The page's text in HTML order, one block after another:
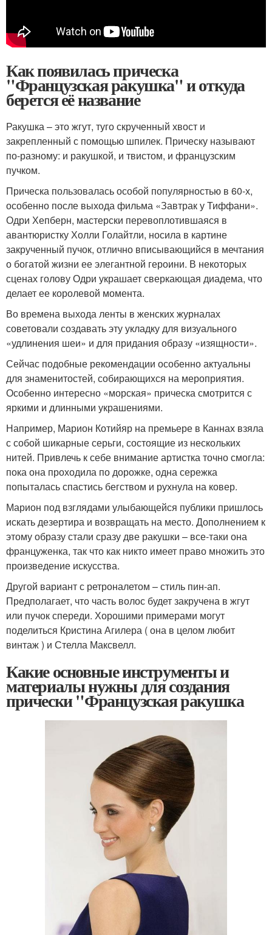
Как появилась прическа
"Французская ракушка" и откуда
берется её название
Ракушка – это жгут, туго скрученный хвост и
закрепленный с помощью шпилек. Прическу называют
по-разному: и ракушкой, и твистом, и французским
пучком.
Прическа пользовалась особой популярностью в 60-х,
особенно после выхода фильма «Завтрак у Тиффани».
Одри Хепберн, мастерски перевоплотившаяся в
авантюристку Холли Голайтли, носила в картине
закрученный пучок, отлично вписывающийся в мечтания
о богатой жизни ее элегантной героини. В некоторых
сценах голову Одри украшает сверкающая диадема, что
делает ее королевой момента.
Во времена выхода ленты в женских журналах
советовали создавать эту укладку для визуального
«удлинения шеи» и для придания образу «изящности».
Сейчас подобные рекомендации особенно актуальны
для знаменитостей, собирающихся на мероприятия.
Особенно интересно «морская» прическа смотрится с
яркими и длинными украшениями.
Например, Марион Котийяр на премьере в Каннах взяла
с собой шикарные серьги, состоящие из нескольких
нитей. Привлечь к себе внимание артистка точно смогла:
пока она проходила по дорожке, одна сережка
попыталась спастись бегством и рухнула на ковер.
Марион под взглядами улыбающейся публики пришлось
искать дезертира и возвращать на место. Дополнением к
этому образу стали сразу две ракушки – все-таки она
француженка, так что как никто имеет право множить это
произведение искусства.
Другой вариант с ретроналетом – стиль пин-ап.
Предполагает, что часть волос будет закручена в жгут
или пучок спереди. Хорошими примерами могут
поделиться Кристина Агилера ( она в целом любит
винтаж ) и Стелла Максвелл.
Какие основные инструменты и
материалы нужны для создания
прически "Французская ракушка